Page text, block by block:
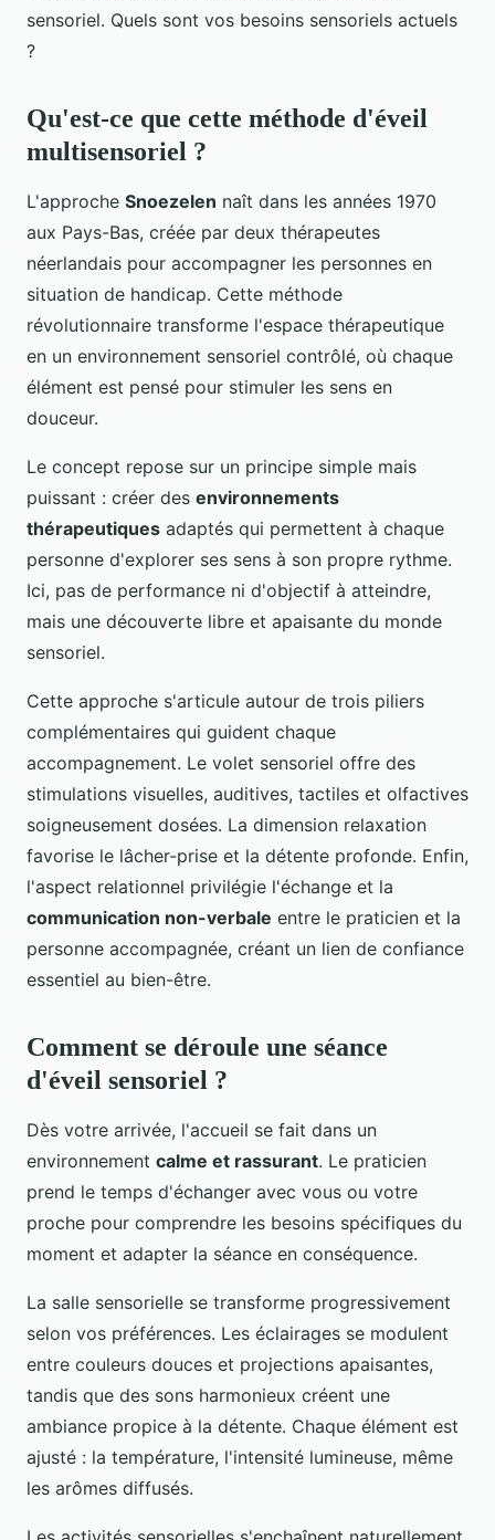
sensoriel. Quels sont vos besoins sensoriels actuels
?
Qu'est-ce que cette méthode d'éveil
multisensoriel ?
L'approche Snoezelen naît dans les années 1970
aux Pays-Bas, créée par deux thérapeutes
néerlandais pour accompagner les personnes en
situation de handicap. Cette méthode
révolutionnaire transforme l'espace thérapeutique
en un environnement sensoriel contrôlé, où chaque
élément est pensé pour stimuler les sens en
douceur.
Le concept repose sur un principe simple mais
puissant : créer des environnements
thérapeutiques adaptés qui permettent à chaque
personne d'explorer ses sens à son propre rythme.
Ici, pas de performance ni d'objectif à atteindre,
mais une découverte libre et apaisante du monde
sensoriel.
Cette approche s'articule autour de trois piliers
complémentaires qui guident chaque
accompagnement. Le volet sensoriel offre des
stimulations visuelles, auditives, tactiles et olfactives
soigneusement dosées. La dimension relaxation
favorise le lâcher-prise et la détente profonde. Enfin,
l'aspect relationnel privilégie l'échange et la
communication non-verbale entre le praticien et la
personne accompagnée, créant un lien de confiance
essentiel au bien-être.
Comment se déroule une séance
d'éveil sensoriel ?
Dès votre arrivée, l'accueil se fait dans un
environnement calme et rassurant. Le praticien
prend le temps d'échanger avec vous ou votre
proche pour comprendre les besoins spécifiques du
moment et adapter la séance en conséquence.
La salle sensorielle se transforme progressivement
selon vos préférences. Les éclairages se modulent
entre couleurs douces et projections apaisantes,
tandis que des sons harmonieux créent une
ambiance propice à la détente. Chaque élément est
ajusté : la température, l'intensité lumineuse, même
les arômes diffusés.